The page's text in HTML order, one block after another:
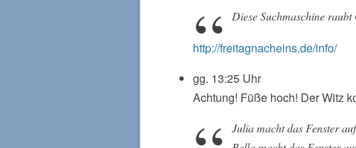
Diese Suchmaschine
http://freitagnacheins.de/info/
gg. 13:25 Uhr
Achtung! Füße hoch! Der Witz
Julia macht das Fenster